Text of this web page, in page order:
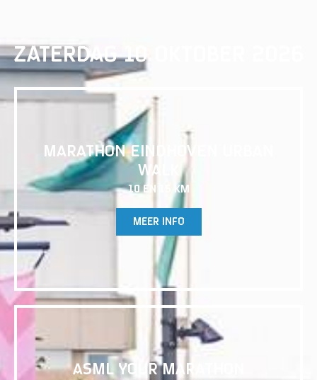
ZATERDAG 10 OKTOBER 2026
MARATHON EINDHOVEN URBAN
WALK
10 EN 15 KM
MEER INFO
ASML YOUR MARATHON